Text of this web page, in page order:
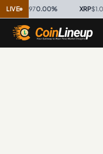
LIVE
$0.99970.00%· XRP$1.04